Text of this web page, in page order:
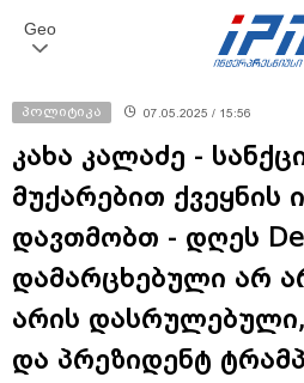
Geo
პოლიტიკა 07.05.2025 / 15:56
კახა კალაძე -
მუქარებით ქვეყნის
დავთმობთ - დღეს
დამარცხებული არ
არის
და პრეზიდენტ